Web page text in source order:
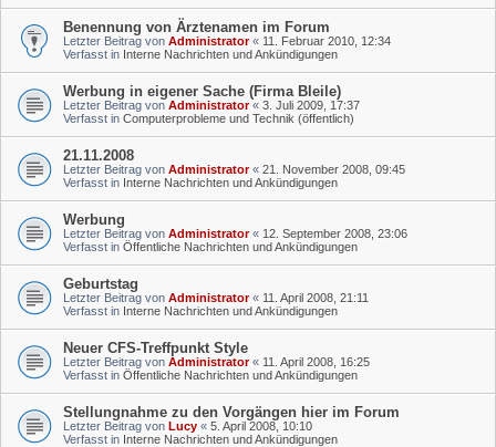
Benennung von Ärztenamen im Forum
Letzter Beitrag von Administrator« 11. Februar 2010, 12:34
Verfasst in Interne Nachrichten und Ankündigungen
Werbung in eigener Sache (Firma Bleile)
Letzter Beitrag von Administrator« 3. Juli 2009, 17:37
Verfasst in Computerprobleme und Technik (öffentlich)
21.11.2008
Letzter Beitrag von Administrator« 21. November 2008, 09:45
Verfasst in Interne Nachrichten und Ankündigungen
Werbung
Letzter Beitrag von Administrator« 12. September 2008, 23:06
Verfasst in Öffentliche Nachrichten und Ankündigungen
Geburtstag
Letzter Beitrag von Administrator« 11. April 2008, 21:11
Verfasst in Interne Nachrichten und Ankündigungen
Neuer CFS-Treffpunkt Style
Letzter Beitrag von Administrator« 11. April 2008, 16:25
Verfasst in Öffentliche Nachrichten und Ankündigungen
Stellungnahme zu den Vorgängen hier im Forum
Letzter Beitrag von Lucy « 5. April 2008, 10:10
Verfasst in Interne Nachrichten und Ankündigungen